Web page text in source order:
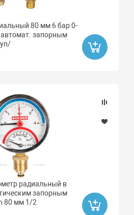
80 мм 6 бар 0-
автомат. запорным
радиальный в
запорным
80 мм 1/2